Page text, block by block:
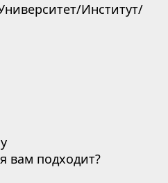
Институт/
вам подходит?